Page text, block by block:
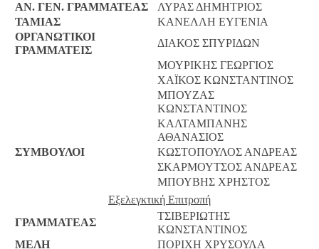
ΑΝ. ΓΕΝ. ΓΡΑΜΜΑΤΕΑΣ
ΛΥΡΑΣ ΔΗΜΗΤΡΙΟΣ
ΤΑΜΙΑΣ
ΚΑΝΕΛΛΗ ΕΥΓΕΝΙΑ
ΟΡΓΑΝΩΤΙΚΟΙ
ΓΡΑΜΜΑΤΕΙΣ
ΔΙΑΚΟΣ ΣΠΥΡΙΔΩΝ
ΜΟΥΡΙΚΗΣ ΓΕΩΡΓΙΟΣ
ΧΑΪΚΟΣ ΚΩΝΣΤΑΝΤΙΝΟΣ
ΜΠΟΥΖΑΣ
ΚΩΝΣΤΑΝΤΙΝΟΣ
ΚΑΛΤΑΜΠΑΝΗΣ
ΑΘΑΝΑΣΙΟΣ
ΣΥΜΒΟΥΛΟΙ
ΚΩΣΤΟΠΟΥΛΟΣ ΑΝΔΡΕΑΣ
ΣΚΑΡΜΟΥΤΣΟΣ ΑΝΔΡΕΑΣ
ΜΠΟΥΒΗΣ ΧΡΗΣΤΟΣ
Εξελεγκτική Επιτροπή
ΓΡΑΜΜΑΤΕΑΣ
ΤΣΙΒΕΡΙΩΤΗΣ
ΚΩΝΣΤΑΝΤΙΝΟΣ
ΜΕΛΗ
ΠΟΡΙΧΗ ΧΡΥΣΟΥΛΑ